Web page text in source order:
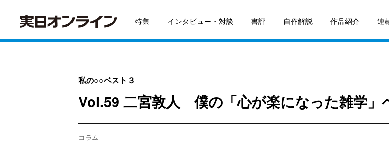
特集 インタビュー・対談 書評 自作解説 作品紹介 連
私の○○ベスト３
Vol.59 二宮敦人 僕の「心が楽になった雑学」
コラム